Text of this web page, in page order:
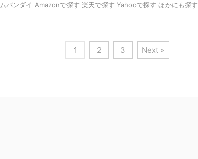
ムバンダイ Amazonで探す 楽天で探す Yahooで探す ほかにも探す
1 2 3 Next »